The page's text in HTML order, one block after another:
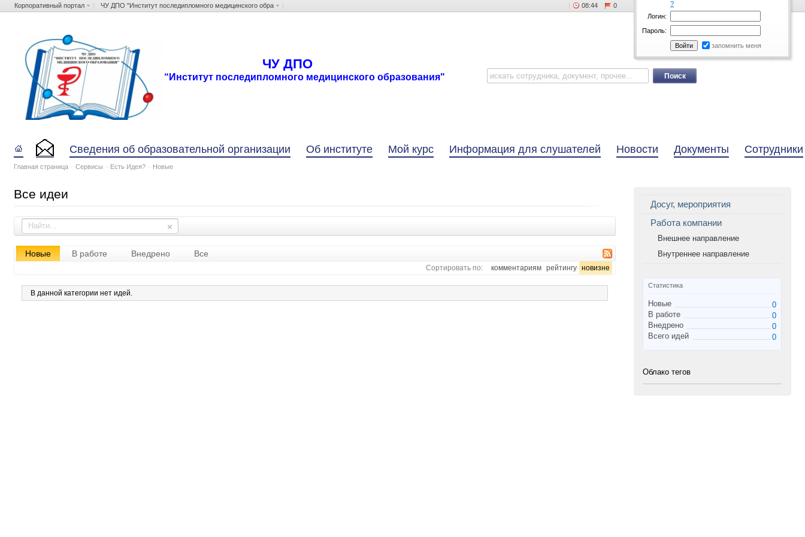
Корпоративный портал ЧУ ДПО "Институт последипломного медицинского обра 08:44 0
?
Логин:
Пароль:
запомнить меня
ЧУ ДПО
“Институт последипломного медицинского образования"
Сведения об образовательной организации Об институте Мой курс Информация для слушателей Новости Документы Сотрудники
Главная страница Сервисы Есть Идея? Новые
Все идеи
Новые В работе Внедрено Все
новизне
рейтингу
комментариям
Сортировать по:
В данной категории нет идей.
Досуг, мероприятия
Работа компании
Внешнее направление
Внутреннее направление
Статистика
Новые
0
В работе
0
Внедрено
0
Всего идей
0
Облако тегов